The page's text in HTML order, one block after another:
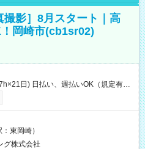
撮影］8月スタート｜高
岡崎市(cb1sr02)
いOK（規定有
間なし
東岡崎）
グ株式会社